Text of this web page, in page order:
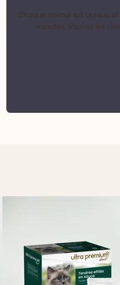
Chaque animal est unique
minutes, trouvez les